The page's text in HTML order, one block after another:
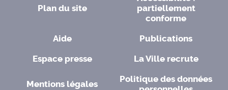
Plan du site
partiellement
conforme
Aide
Publications
Espace presse
La Ville recrute
Mentions légales
Politique des données